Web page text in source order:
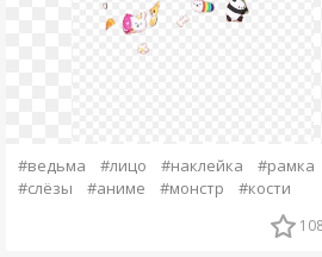
#ведьма #лицо #наклейка
#рамка
#слёзы
#аниме #монстр #кости